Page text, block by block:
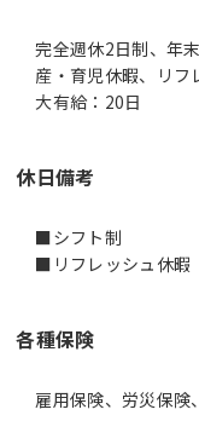
完全週休2日制、年
産・育児休暇、リ
大有給：20日
休日備考
■シフト制
■リフレッシュ休
各種保険
雇用保険、労災保険